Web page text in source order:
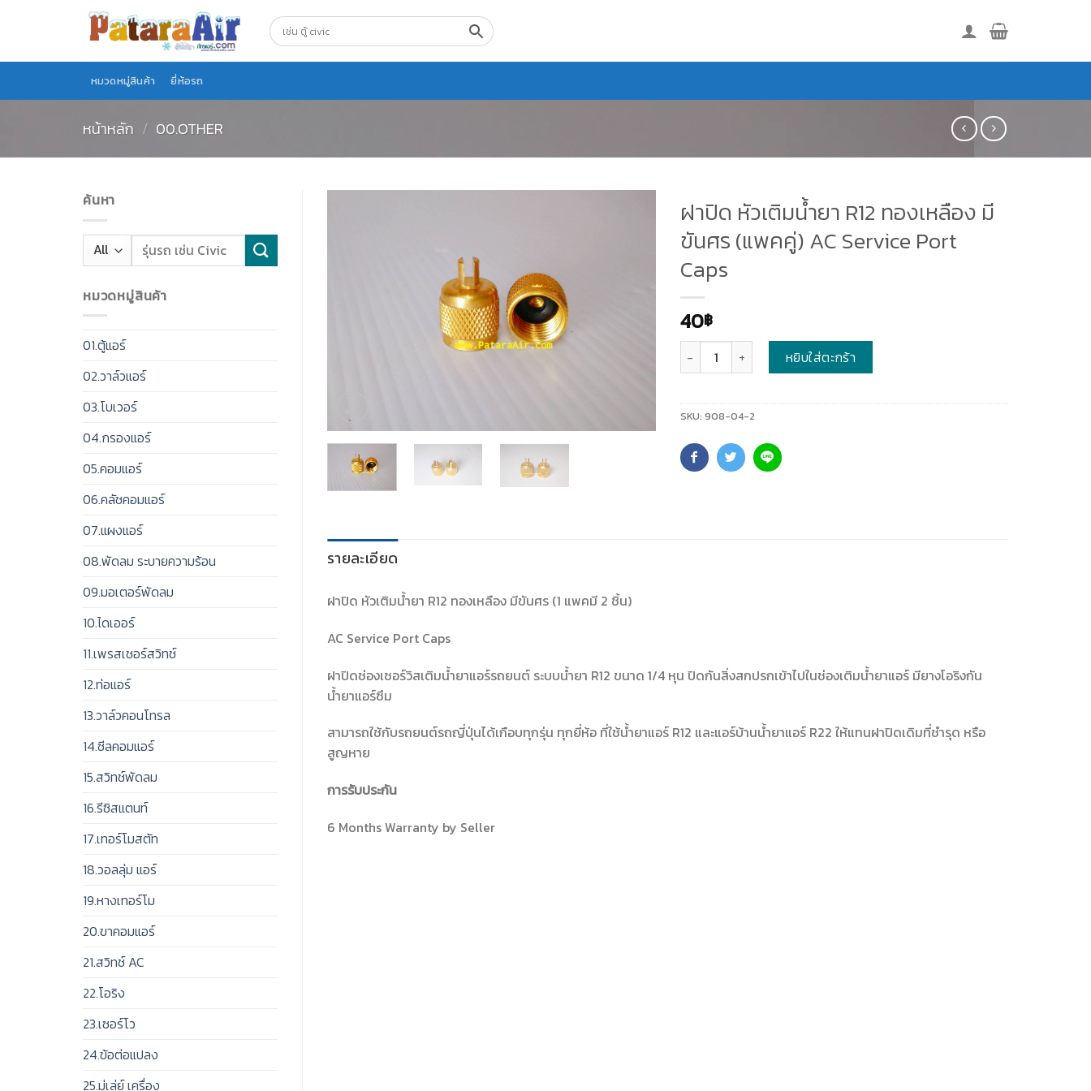
หมวดหมู่สินค้า ยี่ห้อรถ
หน้าหลัก / 00.OTHER
ค้นหา
หมวดหมู่สินค้า
01.ตู้แอร์
02.วาล์วแอร์
03.โบเวอร์
04.กรองแอร์
05.คอมแอร์
06.คลัชคอมแอร์
07.แผงแอร์
08.พัดลม ระบายความร้อน
09.มอเตอร์พัดลม
10.ไดเออร์
11.เพรสเชอร์สวิทช์
12.ท่อแอร์
13.วาล์วคอนโทรล
14.ซีลคอมแอร์
15.สวิทช์พัดลม
16.รีซิสแตนท์
17.เทอร์โมสตัท
18.วอลลุ่ม แอร์
19.หางเทอร์โม
20.ขาคอมแอร์
21.สวิทช์ AC
22.โอริง
23.เซอร์โว
24.ข้อต่อแปลง
25.มู่เล่ย์ เครื่อง
ฝาปิด หัวเติมน้ำยา R12 ทองเหลือง มี
ขันศร (แพคคู่) AC Service Port
Caps
40฿
หยิบใส่ตะกร้า
SKU: 908-04-2
รายละเอียด
ฝาปิด หัวเติมน้ำยา R12 ทองเหลือง มีขันศร (1 แพคมี 2 ชิ้น)
AC Service Port Caps
ฝาปิดช่องเซอร์วิสเติมน้ำยาแอร์รถยนต์ ระบบน้ำยา R12 ขนาด 1/4 หุน ปิดกันสิ่งสกปรกเข้าไปในช่องเติมน้ำยาแอร์ มียางโอริงกัน
น้ำยาแอร์ซึม
สามารถใช้กับรถยนต์รถญี่ปุ่นได้เกือบทุกรุ่น ทุกยี่ห้อ ที่ใช้น้ำยาแอร์ R12 และแอร์บ้านน้ำยาแอร์ R22 ให้แทนฝาปิดเดิมที่ชำรุด หรือ
สูญหาย
การรับประกัน
6 Months Warranty by Seller